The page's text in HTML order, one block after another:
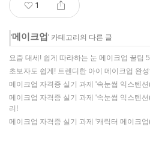
1
'메이크업 ' 카테고리의 다른 글
요즘 대세! 쉽게 따라하는 눈 메이크업 꿀팁 5
초보자도 쉽게! 트렌디한 아이 메이크업 완성
메이크업 자격증 실기 과제 '속눈썹 익스텐
메이크업 자격증 실기 과제 '속눈썹 익스텐
리!
메이크업 자격증 실기 과제 '캐릭터 메이크